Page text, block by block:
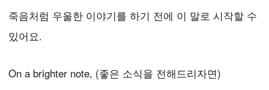
죽음처럼 우울한 이야기를 하기 전에 이 말로 시작할 수
있어요.
On a brighter note, (좋은 소식을 전해드리자면)